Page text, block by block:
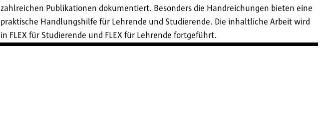
zahlreichen Publikationen dokumentiert. Besonders die Handreichungen bieten eine
praktische Handlungshilfe für Lehrende und Studierende. Die inhaltliche Arbeit wird
in FLEX für Studierende und FLEX für Lehrende fortgeführt.